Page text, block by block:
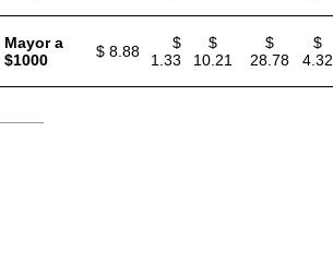
Mayor a
$1000
$ 8.88
$
1.33
$
10.21
$
28.78
$
4.32